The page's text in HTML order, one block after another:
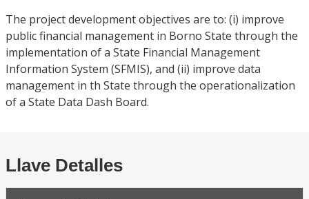
The project development objectives are to: (i) improve
public financial management in Borno State through the
implementation of a State Financial Management
Information System (SFMIS), and (ii) improve data
management in th State through the operationalization
of a State Data Dash Board.
Llave Detalles